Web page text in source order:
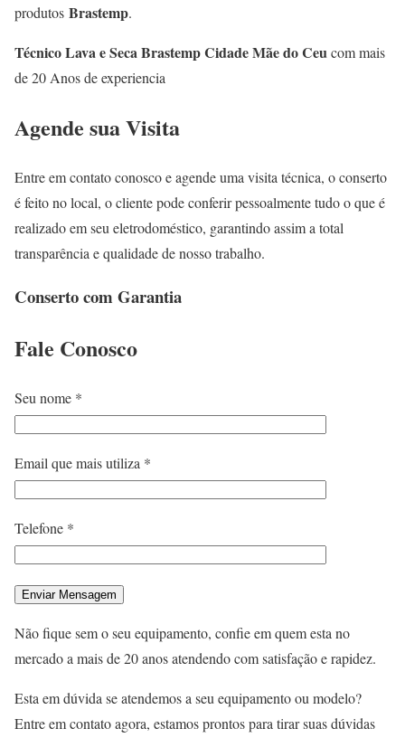
produtos Brastemp.
Técnico Lava e Seca Brastemp Cidade Mãe do Ceucom mais
de 20 Anos de experiencia
Agende sua Visita
Entre em contato conosco e agende uma visita técnica, o conserto
é feito no local, o cliente pode conferir pessoalmente tudo o que é
realizado em seu eletrodoméstico, garantindo assim a total
transparência e qualidade de nosso trabalho.
Conserto com Garantia
Fale Conosco
Seu nome *
Email que mais utiliza *
Telefone *
Não fique sem o seu equipamento, confie em quem esta no
mercado a mais de 20 anos atendendo com satisfação e rapidez.
Esta em dúvida se atendemos a seu equipamento ou modelo?
Entre em contato agora, estamos prontos para tirar suas dúvidas